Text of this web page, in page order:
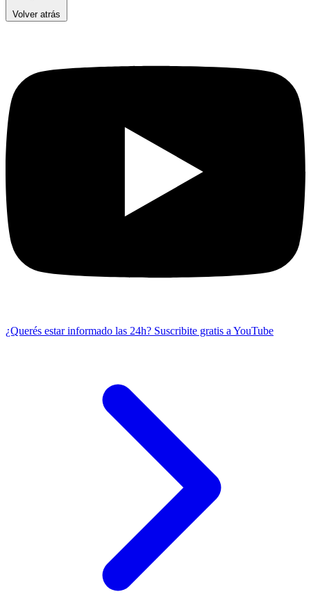
Volver atrás
¿Querés estar informado las 24h? Suscribite gratis a YouTube